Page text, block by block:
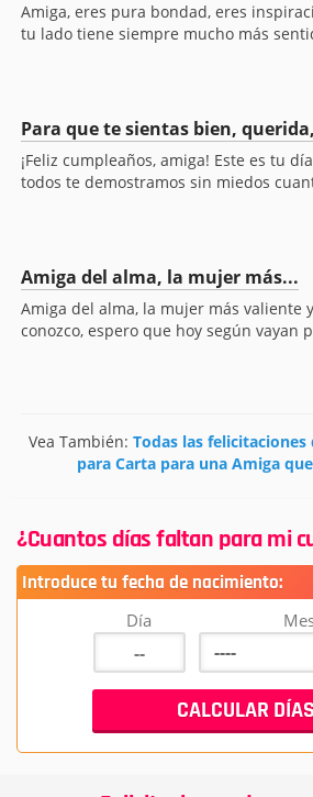
Amiga, eres pura bondad, eres
tu lado tiene siempre mucho más
Para que te sientas bien,
¡Feliz cumpleaños, amiga! Este es tu
todos te demostramos sin miedos
Amiga del alma, la mujer más...
Amiga del alma, la mujer más valiente
conozco, espero que hoy según vayan
Vea También: Todas las
para Carta para una Amiga
¿Cuantos días faltan para mi
Introduce tu fecha de nacimiento:
Día